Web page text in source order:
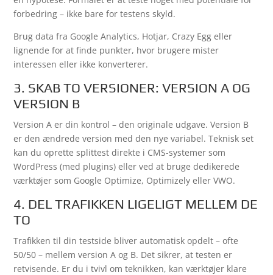
forbedring – ikke bare for testens skyld.
Brug data fra Google Analytics, Hotjar, Crazy Egg eller
lignende for at finde punkter, hvor brugere mister
interessen eller ikke konverterer.
3. SKAB TO VERSIONER: VERSION A OG
VERSION B
Version A er din kontrol – den originale udgave. Version B
er den ændrede version med den nye variabel. Teknisk set
kan du oprette splittest direkte i CMS-systemer som
WordPress (med plugins) eller ved at bruge dedikerede
værktøjer som Google Optimize, Optimizely eller VWO.
4. DEL TRAFIKKEN LIGELIGT MELLEM DE
TO
Trafikken til din testside bliver automatisk opdelt – ofte
50/50 – mellem version A og B. Det sikrer, at testen er
retvisende. Er du i tvivl om teknikken, kan værktøjer klare